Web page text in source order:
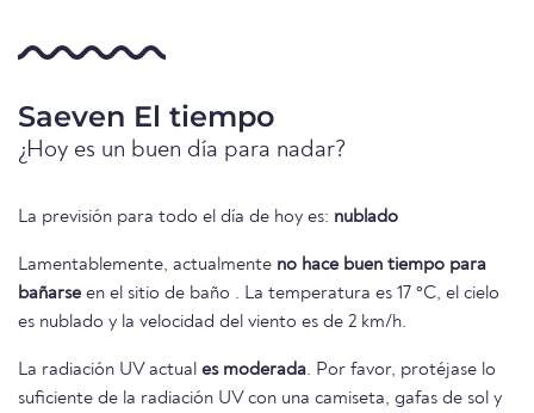
Saeven El tiempo
¿Hoy es un buen día para nadar?
La previsión para todo el día de hoy es: nublado
Lamentablemente, actualmente no hace buen tiempo para
bañarse en el sitio de baño . La temperatura es 17 °C, el cielo
es nublado y la velocidad del viento es de 2 km/h.
La radiación UV actual es moderada. Por favor, protéjase lo
suficiente de la radiación UV con una camiseta, gafas de sol y